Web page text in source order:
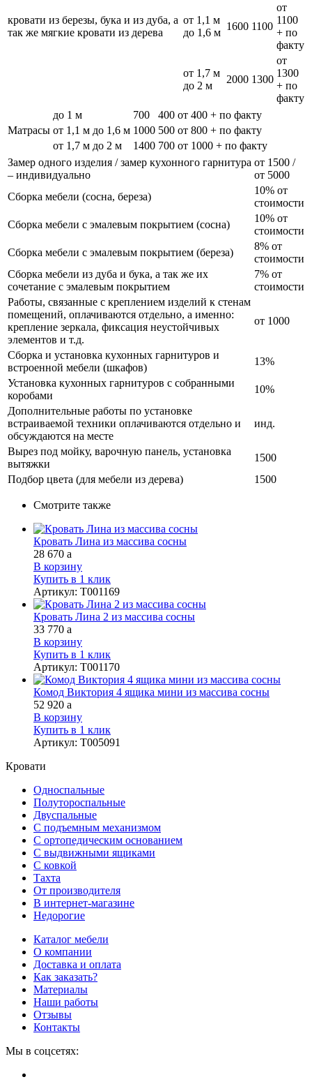
кровати из березы, бука и из дуба, а
так же мягкие кровати из дерева
от 1,1 м
до 1,6 м
1600 1100
от
1100
+ по
факту
от 1,7 м
до 2 м
2000 1300
от
1300
+ по
факту
Матрасы
до 1 м 700 400 от 400 + по факту
от 1,1 м до 1,6 м 1000 500 от 800 + по факту
от 1,7 м до 2 м
1400 700 от 1000 + по факту
Замер одного изделия / замер кухонного гарнитура
– индивидуально
от 1500 /
от 5000
Сборка мебели (сосна, береза)
10% от
стоимости
Сборка мебели с эмалевым покрытием (сосна)
10% от
стоимости
Сборка мебели с эмалевым покрытием (береза)
8% от
стоимости
Сборка мебели из дуба и бука, а так же их
сочетание с эмалевым покрытием
7% от
стоимости
Работы, связанные с креплением изделий к стенам
помещений, оплачиваются отдельно, а именно:
крепление зеркала, фиксация неустойчивых
элементов и т.д.
от 1000
Сборка и установка кухонных гарнитуров и
встроенной мебели (шкафов)
13%
Установка кухонных гарнитуров с собранными
коробами
10%
Дополнительные работы по установке
встраиваемой техники оплачиваются отдельно и
обсуждаются на месте
инд.
Вырез под мойку, варочную панель, установка
вытяжки
1500
Подбор цвета (для мебели из дерева)
1500
Смотрите также
Кровать Лина из массива сосны
28 670 a
В корзину
Купить в 1 клик
Артикул: Т001169
Кровать Лина 2 из массива сосны
33 770 a
В корзину
Купить в 1 клик
Артикул: Т001170
Комод Виктория 4 ящика мини из массива сосны
52 920 a
В корзину
Купить в 1 клик
Артикул: Т005091
Кровати
Односпальные
Полутороспальные
Двуспальные
С подъемным механизмом
С ортопедическим основанием
С выдвижными ящиками
С ковкой
Тахта
От производителя
В интернет-магазине
Недорогие
Каталог мебели
О компании
Доставка и оплата
Как заказать?
Материалы
Наши работы
Отзывы
Контакты
Мы в соцсетях: